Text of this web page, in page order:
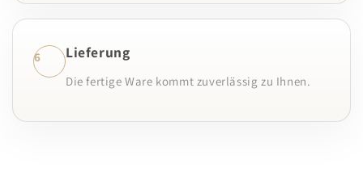
6 Lieferung
Die fertige Ware kommt zuverlässig zu Ihnen.